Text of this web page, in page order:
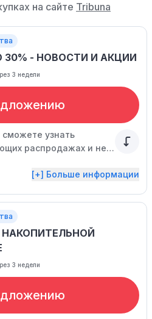
на сайте Tribuna
- НОВОСТИ И АКЦИИ
3 недели
узнать
распродажах и не
[+] Больше информации
НАКОПИТЕЛЬНОЙ
3 недели